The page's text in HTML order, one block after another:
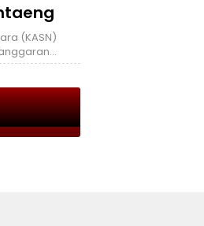
(KASN)